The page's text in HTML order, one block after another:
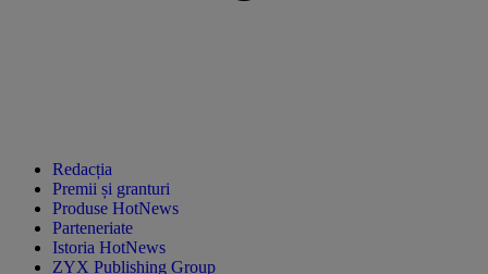
Redacția
Premii și granturi
Produse HotNews
Parteneriate
Istoria HotNews
ZYX Publishing Group